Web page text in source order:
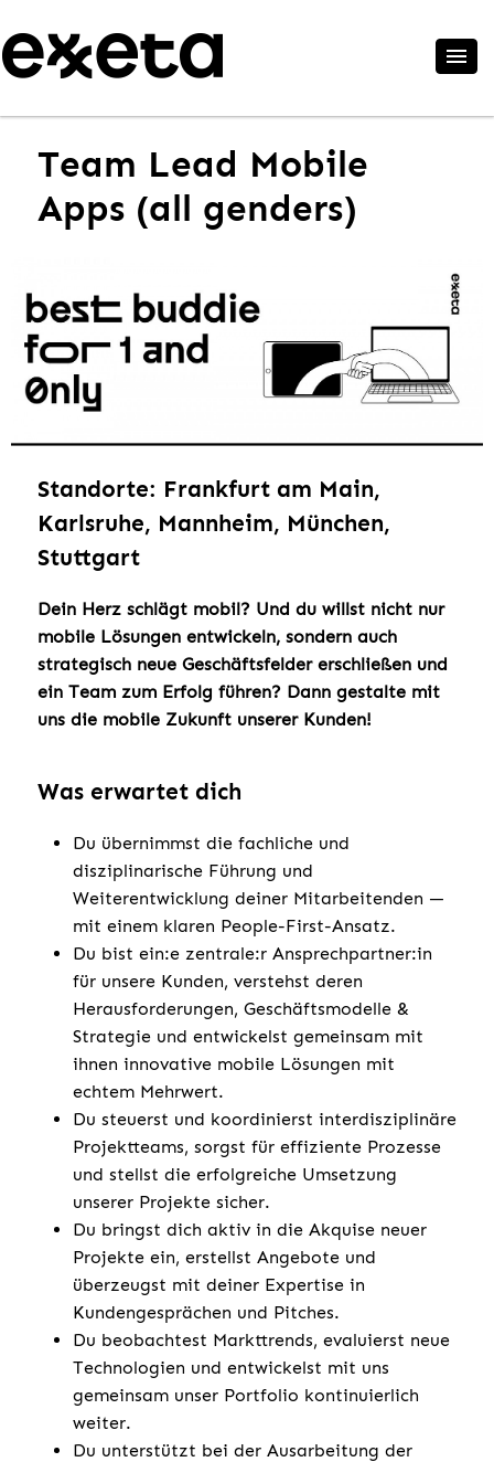
Team Lead Mobile
Apps (all genders)
Standorte: Frankfurt am Main,
Karlsruhe, Mannheim, München,
Stuttgart
Dein Herz schlägt mobil? Und du willst nicht nur
mobile Lösungen entwickeln, sondern auch
strategisch neue Geschäftsfelder erschließen und
ein Team zum Erfolg führen? Dann gestalte mit
uns die mobile Zukunft unserer Kunden!
Was erwartet dich
Du übernimmst die fachliche und
disziplinarische Führung und
Weiterentwicklung deiner Mitarbeitenden —
mit einem klaren People-First-Ansatz.
Du bist ein:e zentrale:r Ansprechpartner:in
für unsere Kunden, verstehst deren
Herausforderungen, Geschäftsmodelle &
Strategie und entwickelst gemeinsam mit
ihnen innovative mobile Lösungen mit
echtem Mehrwert.
Du steuerst und koordinierst interdisziplinäre
Projektteams, sorgst für effiziente Prozesse
und stellst die erfolgreiche Umsetzung
unserer Projekte sicher.
Du bringst dich aktiv in die Akquise neuer
Projekte ein, erstellst Angebote und
überzeugst mit deiner Expertise in
Kundengesprächen und Pitches.
Du beobachtest Markttrends, evaluierst neue
Technologien und entwickelst mit uns
gemeinsam unser Portfolio kontinuierlich
weiter.
Du unterstützt bei der Ausarbeitung der